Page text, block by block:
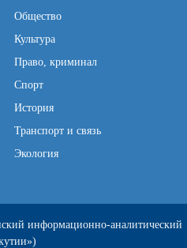
Общество
Культура
Право, криминал
Спорт
История
Транспорт и связь
Экология
информационно-аналитический